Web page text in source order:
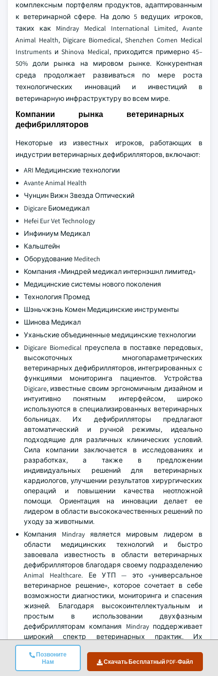
Позвоните
Нам
Скачать Бесплатный PDF-Файл
комплексным портфелям продуктов, адаптированным
к ветеринарной сфере. На долю 5 ведущих игроков,
таких как Mindray Medical International Limited, Avante
Animal Health, Digicare Biomedical, Shenzhen Comen Medical
Instruments и Shinova Medical, приходится примерно 45–
50% доли рынка на мировом рынке. Конкурентная
среда продолжает развиваться по мере роста
технологических инноваций и инвестиций в
ветеринарную инфраструктуру во всем мире.
Компании рынка ветеринарных
дефибрилляторов
Некоторые из известных игроков, работающих в
индустрии ветеринарных дефибрилляторов, включают:
ARI Медицинские технологии
Avante Animal Health
Чунцин Вижн Звезда Оптический
Digicare Биомедикал
Hefei Eur Vet Technology
Инфиниум Медикал
Кальштейн
Оборудование Meditech
Компания «Миндрей медикал интернэшнл лимитед»
Медицинские системы нового поколения
Технология Промед
Шэньчжэнь Комен Медицинские инструменты
Шинова Медикал
Уханьские объединенные медицинские технологии
Digicare Biomedical преуспела в поставке передовых,
высокоточных многопараметрических
ветеринарных дефибрилляторов, интегрированных с
функциями мониторинга пациентов. Устройства
Digicare, известные своим эргономичным дизайном и
интуитивно понятным интерфейсом, широко
используются в специализированных ветеринарных
больницах. Их дефибрилляторы предлагают
автоматический и ручной режимы, идеально
подходящие для различных клинических условий.
Сила компании заключается в исследованиях и
разработках, а также в предложении
индивидуальных решений для ветеринарных
кардиологов, улучшении результатов хирургических
операций и повышении качества неотложной
помощи. Ориентация на инновации делает ее
лидером в области высококачественных решений по
уходу за животными.
Компания Mindray является мировым лидером в
области медицинских технологий и быстро
завоевала известность в области ветеринарных
дефибрилляторов благодаря своему подразделению
Animal Healthcare. Ее УТП — это «универсальное
ветеринарное решение», которое сочетает в себе
возможности диагностики, мониторинга и спасения
жизней. Благодаря высокоинтеллектуальным и
простым в использовании двухфазным
дефибрилляторам компания Mindray поддерживает
широкий спектр ветеринарных практик. Их
пожертвование в рамках корпоративной социальной
ответственности в 2022 году центру бездомных
животных в Китае повысило узнаваемость бренда.